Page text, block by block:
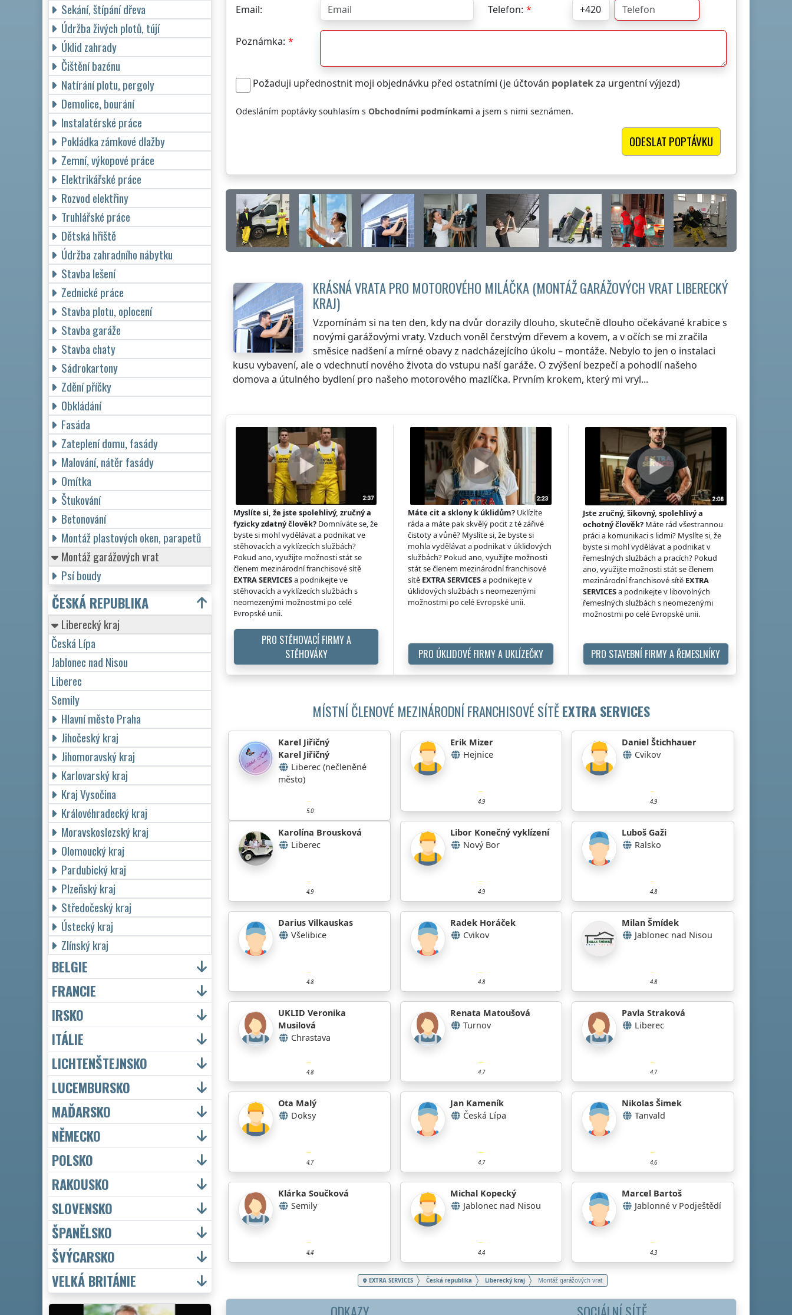
Email: Telefon:
Poznámka:
Požaduji upřednostnit moji objednávku před ostatními (je účtován poplatekza urgentní výjezd)
Odesláním poptávky souhlasím s Obchodními podmínkami a jsem s nimi seznámen.
KRÁSNÁ VRATA PRO MOTOROVÉHO MILÁČKA (MONTÁŽ GARÁŽOVÝCH VRAT LIBERECKÝ
KRAJ)
Vzpomínám si na ten den, kdy na dvůr dorazily dlouho, skutečně dlouho očekávané krabice s
novými garážovými vraty. Vzduch voněl čerstvým dřevem a kovem, a v očích se mi zračila
směsice nadšení a mírné obavy z nadcházejícího úkolu – montáže. Nebylo to jen o instalaci
kusu vybavení, ale o vdechnutí nového života do vstupu naší garáže. O zvýšení bezpečí a pohodlí našeho
domova a útulného bydlení pro našeho motorového mazlíčka. Prvním krokem, který mi vryl...
Myslíte si, že jste spolehlivý, zručný a
fyzicky zdatný člověk? Domníváte se, že
byste si mohl vydělávat a podnikat ve
stěhovacích a vyklízecích službách?
Pokud ano, využijte možnosti stát se
členem mezinárodní franchisové sítě
EXTRA SERVICESa podnikejte ve
stěhovacích a vyklízecích službách s
neomezenými možnostmi po celé
Evropské unii.
PRO STĚHOVACÍ FIRMY A
STĚHOVÁKY
Máte cit a sklony k úklidům? Uklízíte
ráda a máte pak skvělý pocit z té zářivé
čistoty a vůně? Myslíte si, že byste si
mohla vydělávat a podnikat v úklidových
službách? Pokud ano, využijte možnosti
stát se členem mezinárodní franchisové
sítě EXTRA SERVICESa podnikejte v
úklidových službách s neomezenými
možnostmi po celé Evropské unii.
PRO ÚKLIDOVÉ FIRMY A UKLÍZEČKY
Jste zručný, šikovný, spolehlivý a
ochotný člověk?Máte rád všestrannou
práci a komunikaci s lidmi? Myslíte si, že
byste si mohl vydělávat a podnikat v
řemeslných službách a pracích? Pokud
ano, využijte možnosti stát se členem
mezinárodní franchisové sítě EXTRA
SERVICESa podnikejte v libovolných
řemeslných službách s neomezenými
možnostmi po celé Evropské unii.
PRO STAVEBNÍ FIRMY A ŘEMESLNÍKY
MÍSTNÍ ČLENOVÉ MEZINÁRODNÍ FRANCHISOVÉ SÍTĚEXTRA SERVICES
Karel Jiřičný
Karel Jiřičný
Liberec (nečleněné
město)
5.0
Erik Mizer
Hejnice
4.9
Daniel Štichhauer
Cvikov
4.9
Karolína Brousková
Liberec
4.9
Libor Konečný vyklízení
Nový Bor
4.9
Luboš Gaži
Ralsko
4.8
Darius Vilkauskas
Všelibice
4.8
Radek Horáček
Cvikov
4.8
Milan Šmídek
Jablonec nad Nisou
4.8
UKLID Veronika
Musilová
Chrastava
4.8
Renata Matoušová
Turnov
4.7
Pavla Straková
Liberec
4.7
Ota Malý
Doksy
4.7
Jan Kameník
Česká Lípa
4.7
Nikolas Šimek
Tanvald
4.6
Klárka Součková
Semily
4.4
Michal Kopecký
Jablonec nad Nisou
4.4
Marcel Bartoš
Jablonné v Podještědí
4.3
EXTRA SERVICES Česká republika Liberecký kraj Montáž garážových vrat
Sekání, štípání dřeva
Údržba živých plotů, tújí
Úklid zahrady
Čištění bazénu
Natírání plotu, pergoly
Demolice, bourání
Instalatérské práce
Pokládka zámkové dlažby
Zemní, výkopové práce
Elektrikářské práce
Rozvod elektřiny
Truhlářské práce
Dětská hřiště
Údržba zahradního nábytku
Stavba lešení
Zednické práce
Stavba plotu, oplocení
Stavba garáže
Stavba chaty
Sádrokartony
Zdění příčky
Obkládání
Fasáda
Zateplení domu, fasády
Malování, nátěr fasády
Omítka
Štukování
Betonování
Montáž plastových oken, parapetů
Montáž garážových vrat
Psí boudy
ČESKÁ REPUBLIKA
Liberecký kraj
Česká Lípa
Jablonec nad Nisou
Liberec
Semily
Hlavní město Praha
Jihočeský kraj
Jihomoravský kraj
Karlovarský kraj
Kraj Vysočina
Královéhradecký kraj
Moravskoslezský kraj
Olomoucký kraj
Pardubický kraj
Plzeňský kraj
Středočeský kraj
Ústecký kraj
Zlínský kraj
BELGIE
FRANCIE
IRSKO
ITÁLIE
LICHTENŠTEJNSKO
LUCEMBURSKO
MAĎARSKO
NĚMECKO
POLSKO
RAKOUSKO
SLOVENSKO
ŠPANĚLSKO
ŠVÝCARSKO
VELKÁ BRITÁNIE